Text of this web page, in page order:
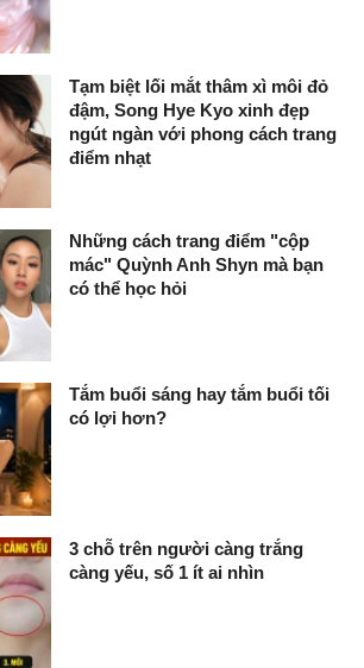
Tạm biệt lối mắt thâm xì môi đỏ
đậm, Song Hye Kyo xinh đẹp
ngút ngàn với phong cách trang
điểm nhạt
Những cách trang điểm "cộp
mác" Quỳnh Anh Shyn mà bạn
có thể học hỏi
Tắm buổi sáng hay tắm buổi tối
có lợi hơn?
3 chỗ trên người càng trắng
càng yếu, số 1 ít ai nhìn